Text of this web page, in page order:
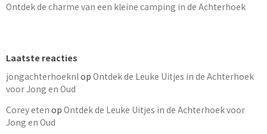
Ontdek de charme van een kleine camping in de Achterhoek
Laatste reacties
jongachterhoeknlop Ontdek de Leuke Uitjes in de Achterhoek
voor Jong en Oud
Corey eten op Ontdek de Leuke Uitjes in de Achterhoek voor
Jong en Oud